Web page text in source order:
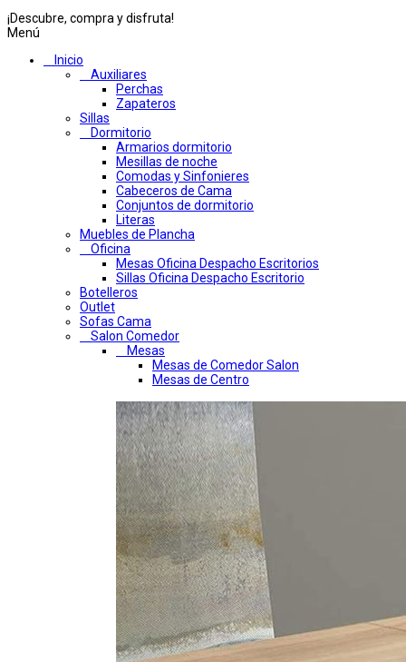
¡Descubre, compra y disfruta!
Menú
Inicio
Auxiliares
Perchas
Zapateros
Sillas
Dormitorio
Armarios dormitorio
Mesillas de noche
Comodas y Sinfonieres
Cabeceros de Cama
Conjuntos de dormitorio
Literas
Muebles de Plancha
Oficina
Mesas Oficina Despacho Escritorios
Sillas Oficina Despacho Escritorio
Botelleros
Outlet
Sofas Cama
Salon Comedor
Mesas
Mesas de Comedor Salon
Mesas de Centro